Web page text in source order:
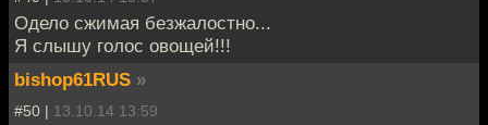
Одело сжимая безжалостно...
Я слышу голос овощей!!!
bishop61RUS »
#50 | 13.10.14 13:59